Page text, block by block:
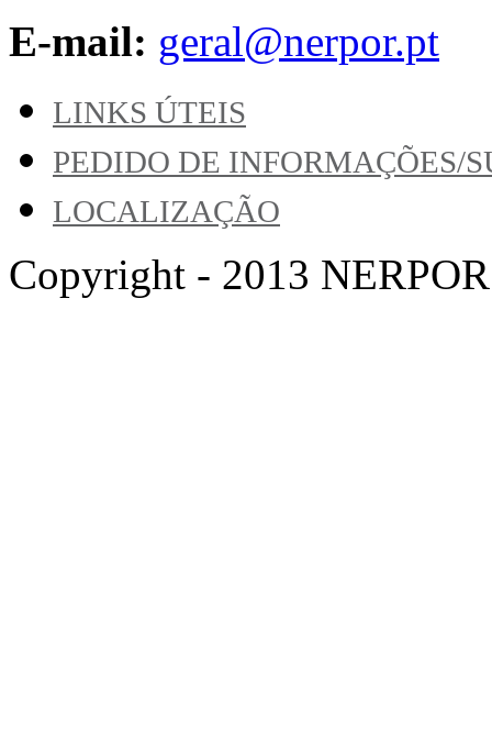
E-mail: geral@nerpor.pt
LINKS ÚTEIS
PEDIDO DE INFORMAÇÕES/
LOCALIZAÇÃO
Copyright - 2013